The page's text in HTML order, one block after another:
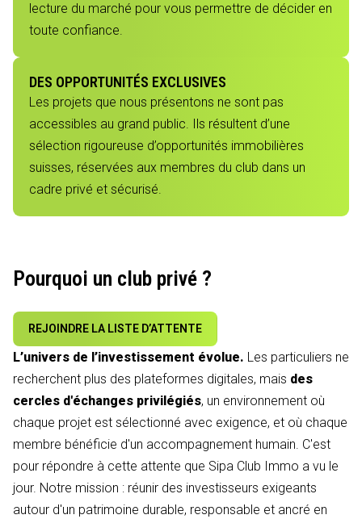
lecture du marché pour vous permettre de décider en
toute confiance.
DES OPPORTUNITÉS EXCLUSIVES
Les projets que nous présentons ne sont pas
accessibles au grand public. Ils résultent d’une
sélection rigoureuse d’opportunités immobilières
suisses, réservées aux membres du club dans un
cadre privé et sécurisé.
Pourquoi un club privé ?
REJOINDRE LA LISTE D’ATTENTE
L’univers de l’investissement évolue. Les particuliers ne
recherchent plus des plateformes digitales, mais des
cercles d'échanges privilégiés, un environnement où
chaque projet est sélectionné avec exigence, et où chaque
membre bénéficie d'un accompagnement humain. C'est
pour répondre à cette attente que Sipa Club Immo a vu le
jour. Notre mission : réunir des investisseurs exigeants
autour d'un patrimoine durable, responsable et ancré en